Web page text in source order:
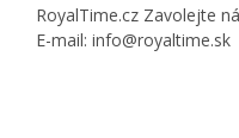
RoyalTime.cz Zavolejte
E-mail: info@royaltime.sk